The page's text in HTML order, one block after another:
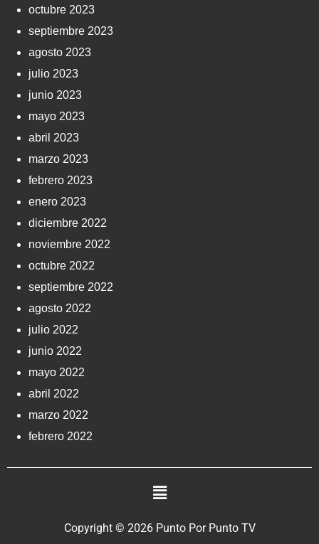
octubre 2023
septiembre 2023
agosto 2023
julio 2023
junio 2023
mayo 2023
abril 2023
marzo 2023
febrero 2023
enero 2023
diciembre 2022
noviembre 2022
octubre 2022
septiembre 2022
agosto 2022
julio 2022
junio 2022
mayo 2022
abril 2022
marzo 2022
febrero 2022
Copyright © 2026 Punto Por Punto TV